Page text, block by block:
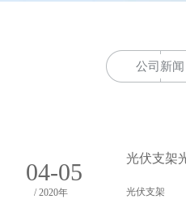
公司新闻
04-05
/ 2020年
光伏支架
光伏支架